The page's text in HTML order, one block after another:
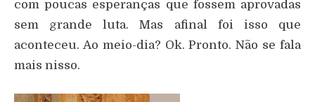
com poucas esperanças que fossem aprovadas
sem grande luta. Mas afinal foi isso que
aconteceu. Ao meio-dia? Ok. Pronto. Não se fala
mais nisso.